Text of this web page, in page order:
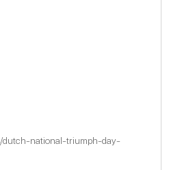
dutch-national-triumph-day-